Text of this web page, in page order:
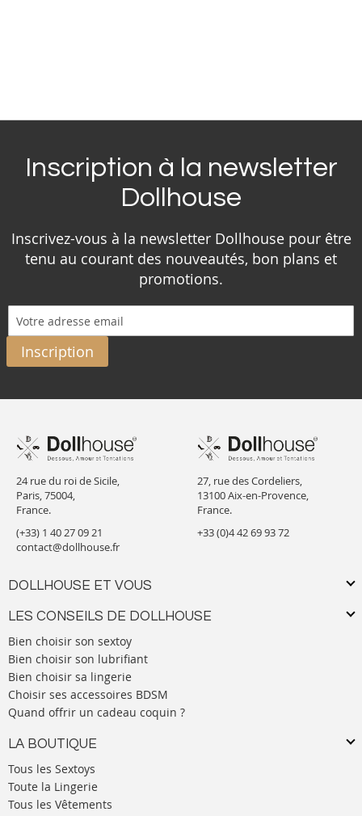
Inscription à la newsletter
Dollhouse
Inscrivez-vous à la newsletter Dollhouse pour être
tenu au courant des nouveautés, bon plans et
promotions.
Inscription
24 rue du roi de Sicile,
Paris, 75004,
France.
(+33) 1 40 27 09 21
contact@dollhouse.fr
DOLLHOUSE ET VOUS
LES CONSEILS DE DOLLHOUSE
Bien choisir son sextoy
Bien choisir son lubrifiant
Bien choisir sa lingerie
Choisir ses accessoires BDSM
Quand offrir un cadeau coquin ?
LA BOUTIQUE
Tous les Sextoys
Toute la Lingerie
Tous les Vêtements
27, rue des Cordeliers,
13100 Aix-en-Provence,
France.
+33 (0)4 42 69 93 72